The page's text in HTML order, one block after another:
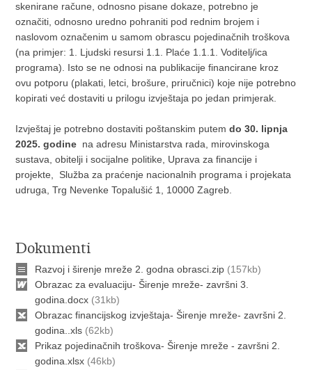
skenirane račune, odnosno pisane dokaze, potrebno je
označiti, odnosno uredno pohraniti pod rednim brojem i
naslovom označenim u samom obrascu pojedinačnih troškova
(na primjer: 1. Ljudski resursi 1.1. Plaće 1.1.1. Voditelj/ica
programa). Isto se ne odnosi na publikacije financirane kroz
ovu potporu (plakati, letci, brošure, priručnici) koje nije potrebno
kopirati već dostaviti u prilogu izvještaja po jedan primjerak.
Izvještaj je potrebno dostaviti poštanskim putemdo 30. lipnja
2025. godine na adresu Ministarstva rada, mirovinskoga
sustava, obitelji i socijalne politike, Uprava za financije i
projekte, Služba za praćenje nacionalnih programa i projekata
udruga, Trg Nevenke Topalušić 1, 10000 Zagreb.
Dokumenti
Razvoj i širenje mreže 2. godna obrasci.zip (157kb)
Obrazac za evaluaciju- Širenje mreže- završni 3.
godina.docx (31kb)
Obrazac financijskog izvještaja- Širenje mreže- završni 2.
godina..xls (62kb)
Prikaz pojedinačnih troškova- Širenje mreže - završni 2.
godina.xlsx (46kb)